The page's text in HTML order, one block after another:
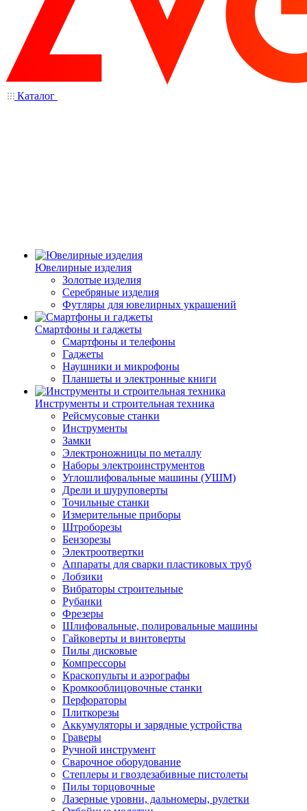
Каталог
Ювелирные изделия
Золотые изделия
Серебряные изделия
Футляры для ювелирных украшений
Смартфоны и гаджеты
Смартфоны и телефоны
Гаджеты
Наушники и микрофоны
Планшеты и электронные книги
Инструменты и строительная техника
Рейсмусовые станки
Инструменты
Замки
Электроножницы по металлу
Наборы электроинструментов
Углошлифовальные машины (УШМ)
Дрели и шуруповерты
Точильные станки
Измерительные приборы
Штроборезы
Бензорезы
Электроотвертки
Аппараты для сварки пластиковых труб
Лобзики
Вибраторы строительные
Рубанки
Фрезеры
Шлифовальные, полировальные машины
Гайковерты и винтоверты
Пилы дисковые
Компрессоры
Краскопульты и аэрографы
Кромкооблицовочные станки
Перфораторы
Плиткорезы
Аккумуляторы и зарядные устройства
Граверы
Ручной инструмент
Сварочное оборудование
Степлеры и гвоздезабивные пистолеты
Пилы торцовочные
Лазерные уровни, дальномеры, рулетки